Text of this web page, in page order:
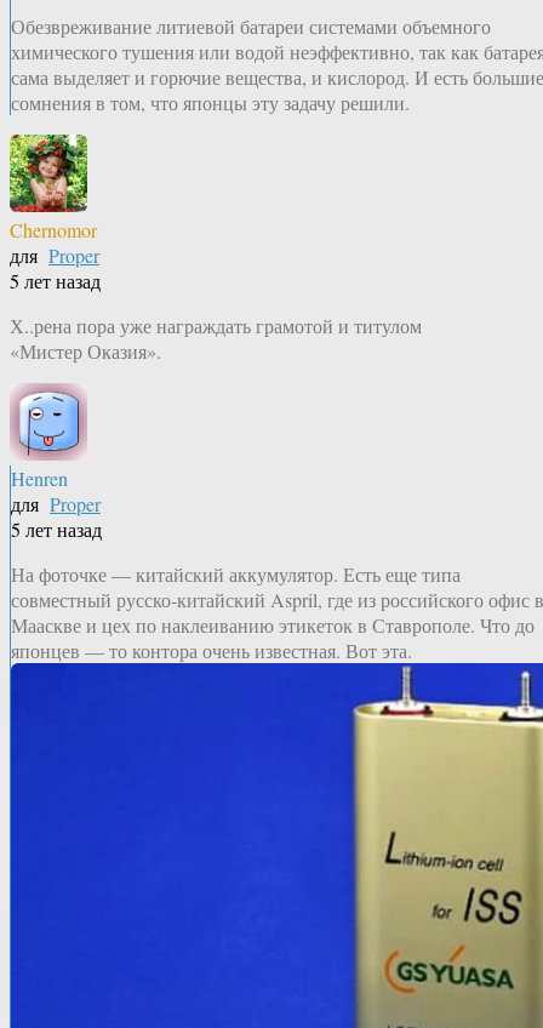
Обезвреживание литиевой батареи системами объемного
химического тушения или водой неэффективно, так как
сама выделяет и горючие вещества, и кислород. И есть большие
сомнения в том, что японцы эту задачу решили.
Chernomor
для Proper
5 лет назад
Х..рена пора уже награждать грамотой и титулом
«Мистер Оказия».
Henren
для Proper
5 лет назад
На фоточке — китайский аккумулятор. Есть еще типа
совместный русско-китайский Aspril, где из российского офис в
Мааскве и цех по наклеиванию этикеток в Ставрополе. Что до
японцев — то контора очень известная. Вот эта.